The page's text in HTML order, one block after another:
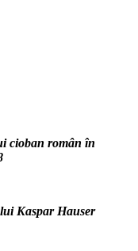
cioban român în
Kaspar Hauser